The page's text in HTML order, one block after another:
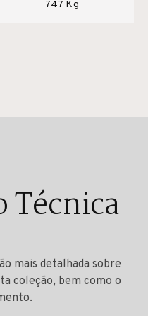
747 Kg
mais detalhada sobre
coleção, bem como o